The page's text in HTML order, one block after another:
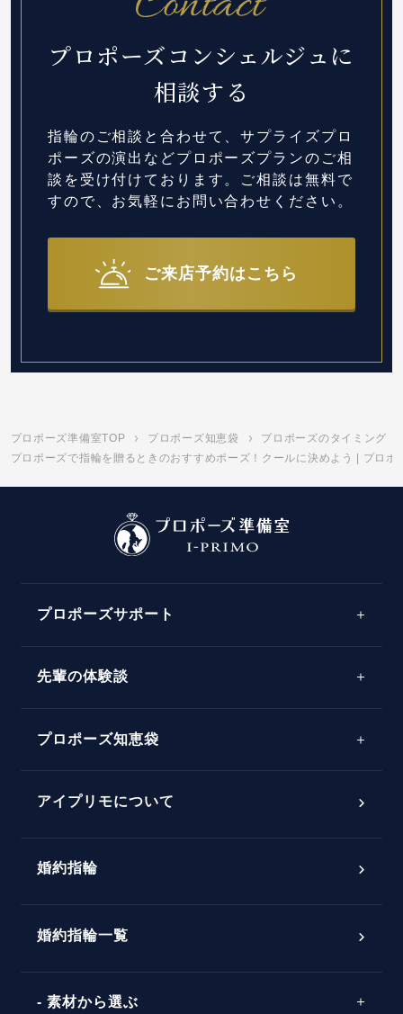
プロポーズコンシェルジュに
相談する
指輪のご相談と合わせて、サプライズプロ
ポーズの演出などプロポーズプランのご相
談を受け付けております。 ご相談は無料で
すので、お気軽にお問い合わせください。
ご来店予約はこちら
プロポーズ準備室TOP プロポーズ知恵袋
プロポーズのタイミング
プロポーズで指輪を贈るときのおすすめポーズ！クールに決めよう | プロポ
プロポーズサポート
プロポーズアイテム
パーフェクトプロポーズリング
先輩の体験談
プロポーズ知恵袋
ダイヤモンドの品質とは？
アイプリモについて
婚約指輪
婚約指輪一覧
素材から選ぶ